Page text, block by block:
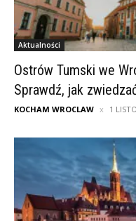
Aktualności
Ostrów Tumski we
Sprawdź, jak
KOCHAM WROCLAW 1